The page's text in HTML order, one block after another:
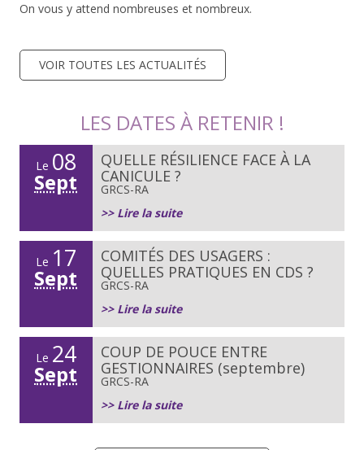
On vous y attend nombreuses et nombreux.
VOIR TOUTES LES ACTUALITÉS
LES DATES À RETENIR !
Le 08
Sept
QUELLE RÉSILIENCE FACE À LA
CANICULE ?
GRCS-RA
>> Lire la suite
Le 17
Sept
COMITÉS DES USAGERS :
QUELLES PRATIQUES EN CDS ?
GRCS-RA
>> Lire la suite
Le 24
Sept
COUP DE POUCE ENTRE
GESTIONNAIRES (septembre)
GRCS-RA
>> Lire la suite